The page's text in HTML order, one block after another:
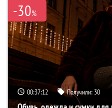
-30%
00:37:11 Получили: 30